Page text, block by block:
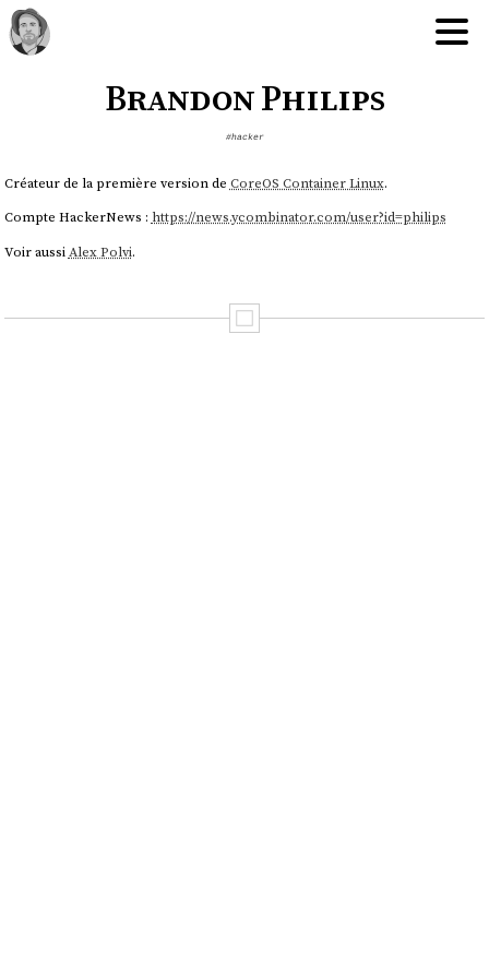
Brandon Philips
#hacker
Créateur de la première version de CoreOS Container Linux.
Compte HackerNews : https://news.ycombinator.com/user?id=philips
Voir aussiAlex Polvi.